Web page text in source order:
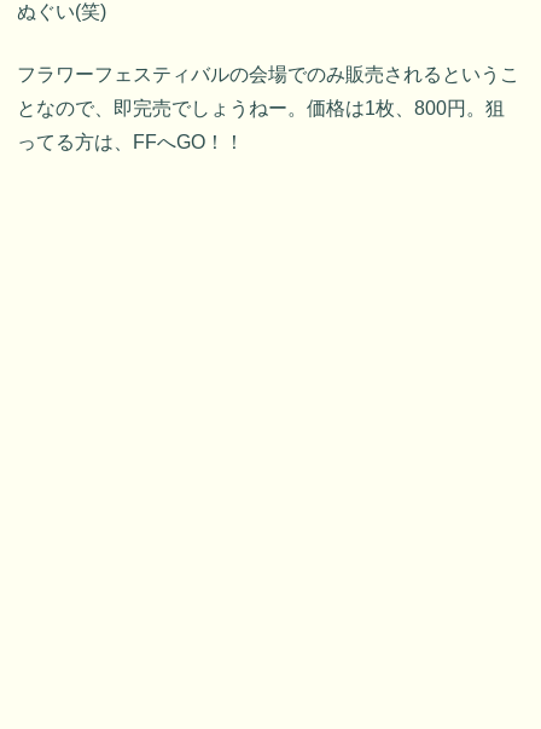
ぬぐい(笑)
フラワーフェスティバルの会場でのみ販売されるというこ
となので、即完売でしょうねー。価格は1枚、800円。狙
ってる方は、FFへGO！！